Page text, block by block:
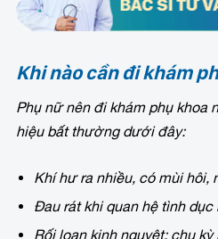
Khi nào cần đi khám
Phụ nữ nên đi khám phụ khoa
hiệu bất thường dưới đây:
Khí hư ra nhiều, có mùi hôi,
Đau rát khi quan hệ tình
Rối loạn kinh nguyệt: chu kỳ